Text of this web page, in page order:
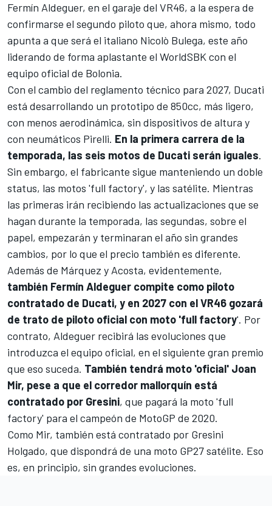
Fermín Aldeguer, en el garaje del VR46, a la espera de
confirmarse el segundo piloto que, ahora mismo, todo
apunta a que será el italiano Nicolò Bulega, este año
liderando de forma aplastante el WorldSBK con el
equipo oficial de Bolonia.
Con el cambio del reglamento técnico para 2027, Ducati
está desarrollando un prototipo de 850cc, más ligero,
con menos aerodinámica, sin dispositivos de altura y
con neumáticos Pirelli. En la primera carrera de la
temporada, las seis motos de Ducati serán iguales.
Sin embargo, el fabricante sigue manteniendo un doble
status, las motos 'full factory', y las satélite. Mientras
las primeras irán recibiendo las actualizaciones que se
hagan durante la temporada, las segundas, sobre el
papel, empezarán y terminaran el año sin grandes
cambios, por lo que el precio también es diferente.
Además de Márquez y Acosta, evidentemente,
también Fermín Aldeguer compite como piloto
contratado de Ducati, y en 2027 con el VR46 gozará
de trato de piloto oficial con moto 'full factory'. Por
contrato, Aldeguer recibirá las evoluciones que
introduzca el equipo oficial, en el siguiente gran premio
que eso suceda. También tendrá moto 'oficial' Joan
Mir, pese a que el corredor mallorquín está
contratado por Gresini, que pagará la moto 'full
factory' para el campeón de MotoGP de 2020.
Como Mir, también está contratado por Gresini
Holgado, que dispondrá de una moto GP27 satélite. Eso
es, en principio, sin grandes evoluciones.